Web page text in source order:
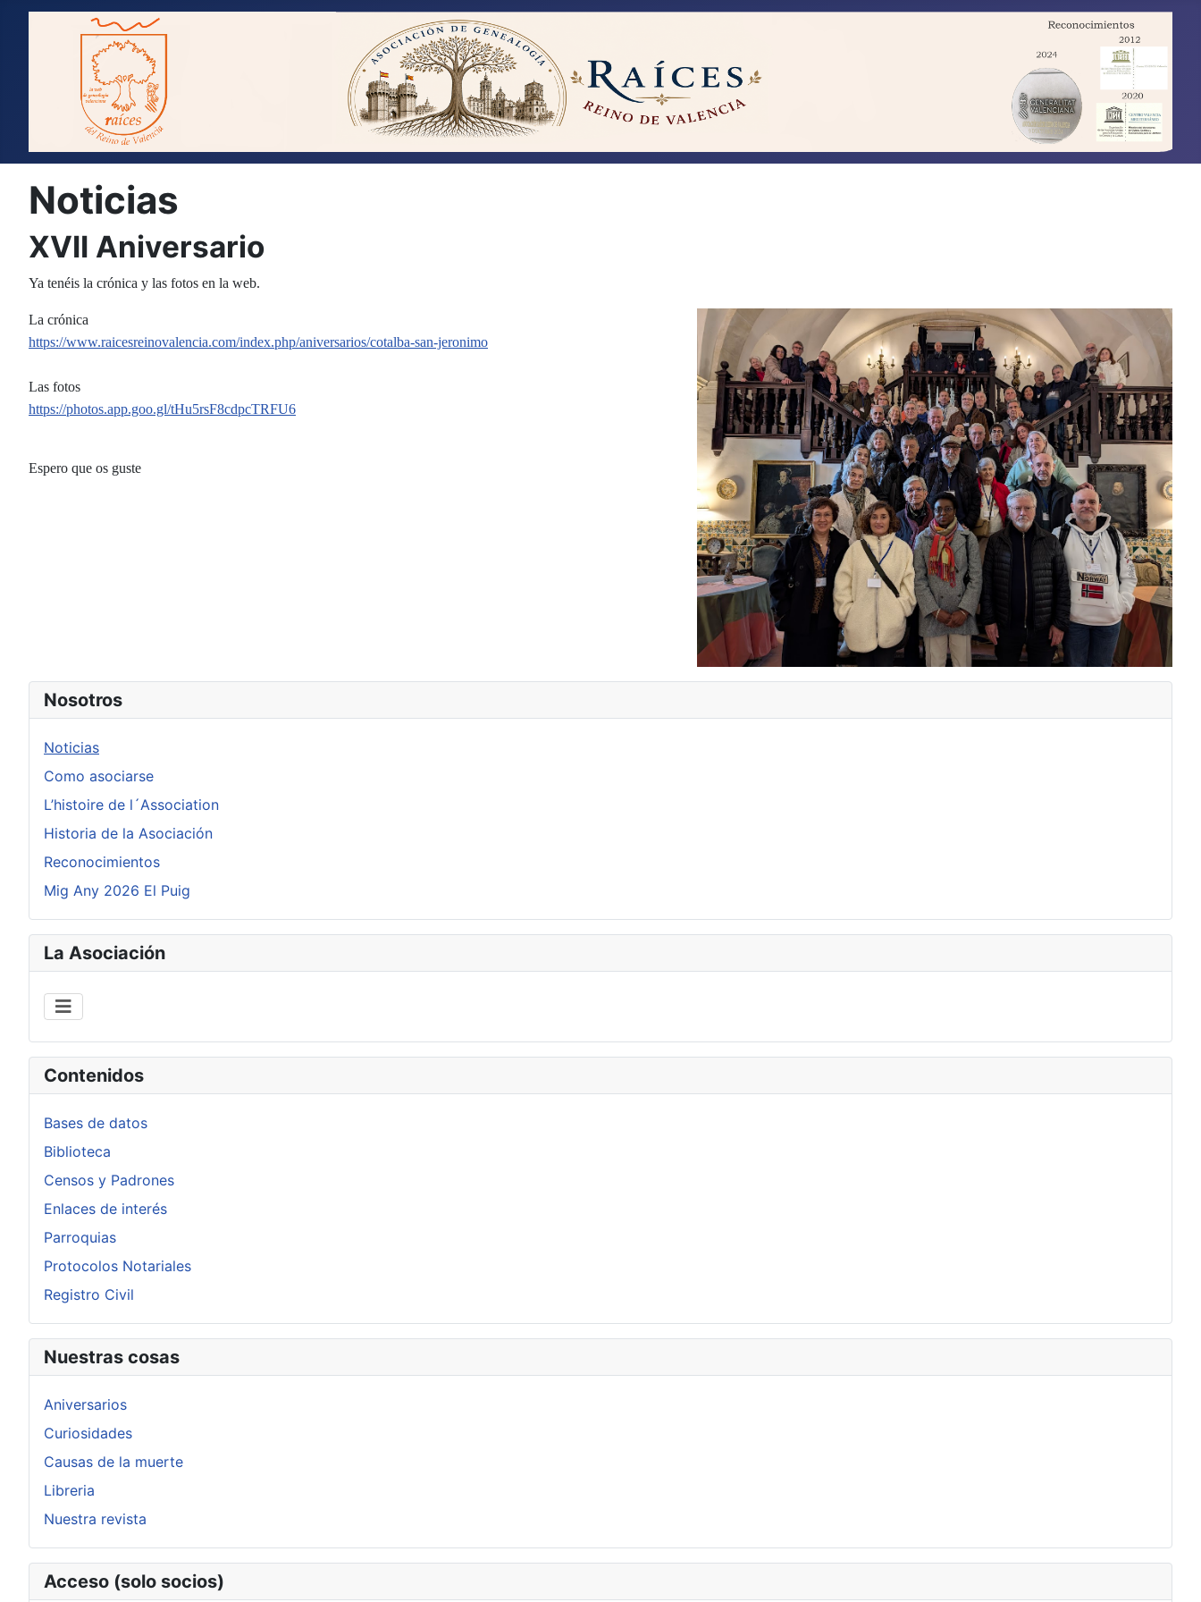
Nosotros
Noticias
Como asociarse
L’histoire de l´Association
Historia de la Asociación
Reconocimientos
Mig Any 2026 El Puig
La Asociación
Contenidos
Bases de datos
Biblioteca
Censos y Padrones
Enlaces de interés
Parroquias
Protocolos Notariales
Registro Civil
Nuestras cosas
Aniversarios
Curiosidades
Causas de la muerte
Libreria
Nuestra revista
Acceso (solo socios)
Noticias
XVII Aniversario
Ya tenéis la crónica y las fotos en la web.
La crónica
https://www.raicesreinovalencia.com/index.php/aniversarios/cotalba-san-jeronimo
Las fotos
https://photos.app.goo.gl/tHu5rsF8cdpcTRFU6
Espero que os guste